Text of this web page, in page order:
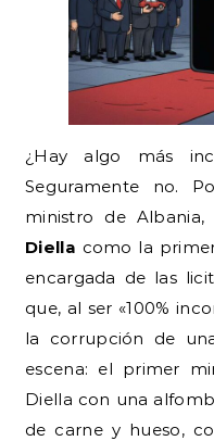
¿Hay algo más
Seguramente no.
ministro de
Diella como la
encargada de las
que, al ser «100%
la corrupción de
escena: el primer
Diella con una
de carne y hueso,